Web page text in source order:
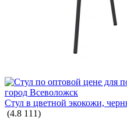
МЕБЕЛЬ ДЛЯ
КАРТЫ
Стул в цветной экокожи,
(4.8 111)